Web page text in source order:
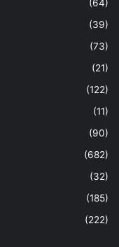
(64)
(39)
(73)
(21)
(122)
(11)
(90)
(682)
(32)
(185)
(222)